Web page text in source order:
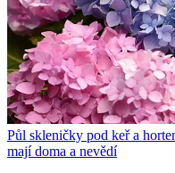
Půl skleničky pod keř a
mají doma a nevědí